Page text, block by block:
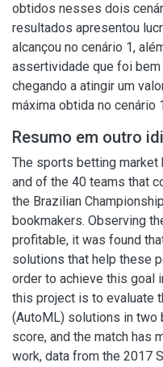
obtidos nesses dois
resultados apresentou
alcançou no cenário 1,
assertividade que foi
chegando a atingir um
máxima obtida no cenário
Resumo em outro
The sports betting market
and of the 40 teams that
the Brazilian
bookmakers. Observing
profitable, it was found
solutions that help these
order to achieve this goal
this project is to evaluate
(AutoML) solutions in two
score, and the match has
work, data from the 2017